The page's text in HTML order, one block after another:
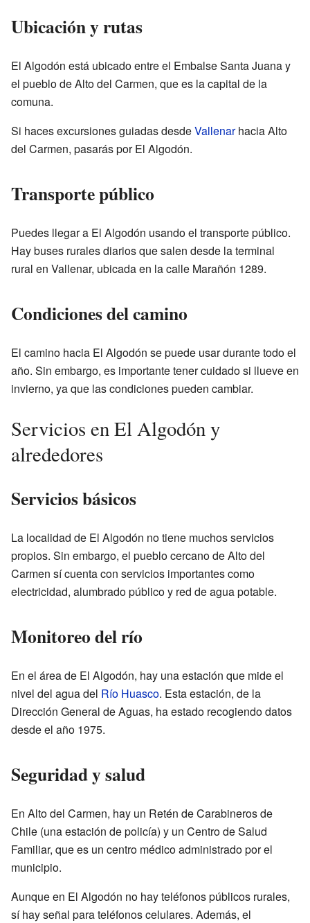
Ubicación y rutas
El Algodón está ubicado entre el Embalse Santa Juana y
el pueblo de Alto del Carmen, que es la capital de la
comuna.
Si haces excursiones guiadas desdeVallenarhacia Alto
del Carmen, pasarás por El Algodón.
Transporte público
Puedes llegar a El Algodón usando el transporte público.
Hay buses rurales diarios que salen desde la terminal
rural en Vallenar, ubicada en la calle Marañón 1289.
Condiciones del camino
El camino hacia El Algodón se puede usar durante todo el
año. Sin embargo, es importante tener cuidado si llueve en
invierno, ya que las condiciones pueden cambiar.
Servicios en El Algodón y
alrededores
Servicios básicos
La localidad de El Algodón no tiene muchos servicios
propios. Sin embargo, el pueblo cercano de Alto del
Carmen sí cuenta con servicios importantes como
electricidad, alumbrado público y red de agua potable.
Monitoreo del río
En el área de El Algodón, hay una estación que mide el
nivel del agua del Río Huasco. Esta estación, de la
Dirección General de Aguas, ha estado recogiendo datos
desde el año 1975.
Seguridad y salud
En Alto del Carmen, hay un Retén de Carabineros de
Chile (una estación de policía) y un Centro de Salud
Familiar, que es un centro médico administrado por el
municipio.
Aunque en El Algodón no hay teléfonos públicos rurales,
sí hay señal para teléfonos celulares. Además, el